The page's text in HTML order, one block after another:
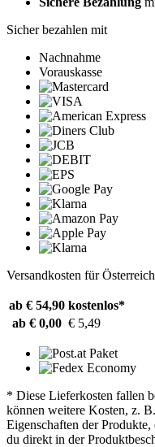
Sicher bezahlen mit
Nachnahme
Vorauskasse
Versandkosten für Österreich
ab € 54,90 kostenlos*
ab € 0,00 € 5,49
* Diese Lieferkosten fallen
können weitere Kosten, z.
Eigenschaften der
du direkt in der